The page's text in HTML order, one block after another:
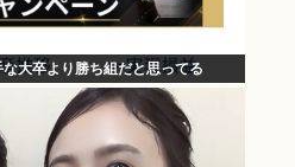
大卒より勝ち組だと思ってる